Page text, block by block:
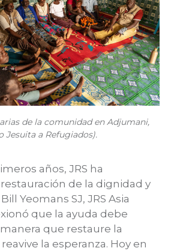
de la comunidad en Adjumani,
Jesuita a Refugiados).
años, JRS ha
de la dignidad y
Yeomans SJ, JRS Asia
que la ayuda debe
que restaure la
la esperanza. Hoy en